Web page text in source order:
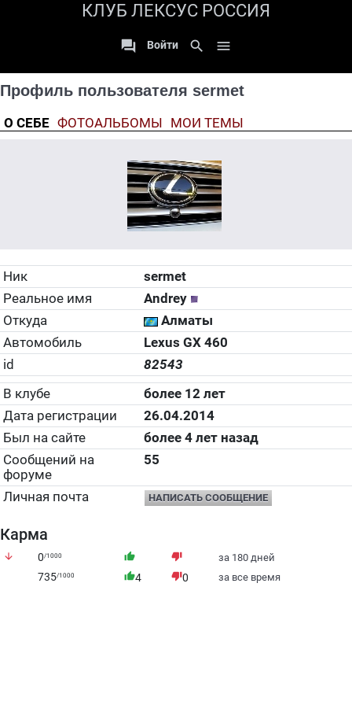
КЛУБ ЛЕКСУС РОССИЯ
 Войти search 
Профиль пользователя sermet
О СЕБЕ ФОТОАЛЬБОМЫ МОИ ТЕМЫ
Ник
sermet
Реальное имя
Andrey
Откуда
Алматы
Автомобиль
Lexus GX 460
id
82543
В клубе
более 12 лет
Дата регистрации
26.04.2014
Был на сайте
более 4 лет назад
Сообщений на
форуме
55
Личная почта НАПИСАТЬ СООБЩЕНИЕ
Карма
arrow_downward 0/1000 thumb_up thumb_down за 180 дней
735/1000 thumb_up4 thumb_down0 за все время